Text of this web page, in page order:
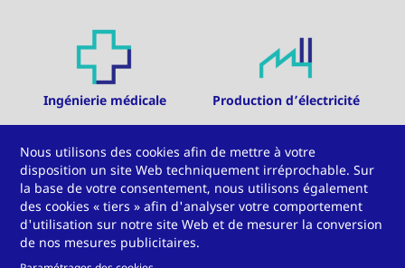
Ingénierie médicale Production d’électricité
Produits chimiques
Nous utilisons des cookies afin de mettre à votre
disposition un site Web techniquement irréprochable. Sur
la base de votre consentement, nous utilisons également
des cookies « tiers » afin d'analyser votre comportement
d'utilisation sur notre site Web et de mesurer la conversion
de nos mesures publicitaires.